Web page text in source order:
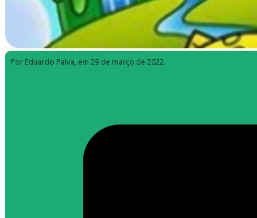
Por Eduardo Paiva, em 29 de março de 2022